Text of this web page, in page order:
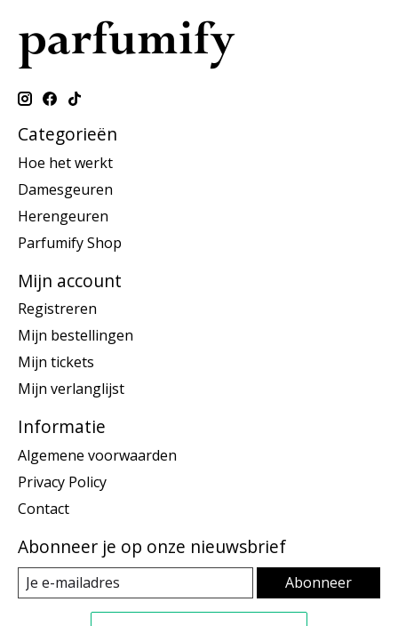
Categorieën
Hoe het werkt
Damesgeuren
Herengeuren
Parfumify Shop
Mijn account
Registreren
Mijn bestellingen
Mijn tickets
Mijn verlanglijst
Informatie
Algemene voorwaarden
Privacy Policy
Contact
Abonneer je op onze nieuwsbrief
Abonneer